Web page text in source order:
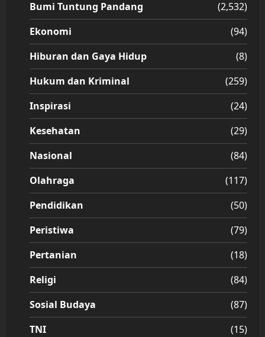
Bumi Tuntung Pandang
(2,532)
Ekonomi
(94)
Hiburan dan Gaya Hidup
(8)
Hukum dan Kriminal
(259)
Inspirasi
(24)
Kesehatan
(29)
Nasional
(84)
Olahraga
(117)
Pendidikan
(50)
Peristiwa
(79)
Pertanian
(18)
Religi
(84)
Sosial Budaya
(87)
TNI
(15)